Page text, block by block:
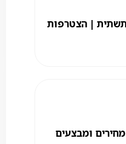
תשתית | הצטרפות
ומבצעים